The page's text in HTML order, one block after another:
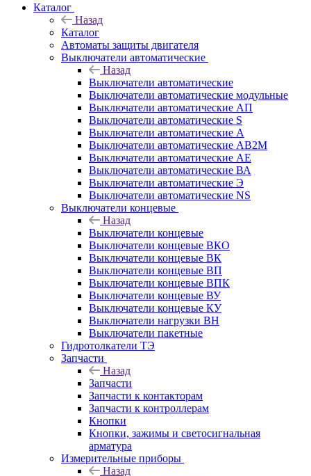
Каталог
Назад
Каталог
Автоматы защиты двигателя
Выключатели автоматические
Назад
Выключатели автоматические
Выключатели автоматические модульные
Выключатели автоматические АП
Выключатели автоматические S
Выключатели автоматические А
Выключатели автоматические АВ2М
Выключатели автоматические АЕ
Выключатели автоматические ВА
Выключатели автоматические Э
Выключатели автоматические NS
Выключатели концевые
Назад
Выключатели концевые
Выключатели концевые ВКО
Выключатели концевые ВК
Выключатели концевые ВП
Выключатели концевые ВПК
Выключатели концевые ВУ
Выключатели концевые КУ
Выключатели нагрузки ВН
Выключатели пакетные
Гидротолкатели ТЭ
Запчасти
Назад
Запчасти
Запчасти к контакторам
Запчасти к контроллерам
Кнопки
Кнопки, зажимы и светосигнальная
арматура
Измерительные приборы
Назад